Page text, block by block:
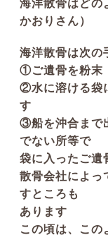
海洋散骨はどの
かおりさん）
海洋散骨は次の
①ご遺骨を粉末
②水に溶ける袋
す
③船を沖合まで
でない所等で
袋に入ったご遺
散骨会社によっ
すところも
あります
この頃は、この